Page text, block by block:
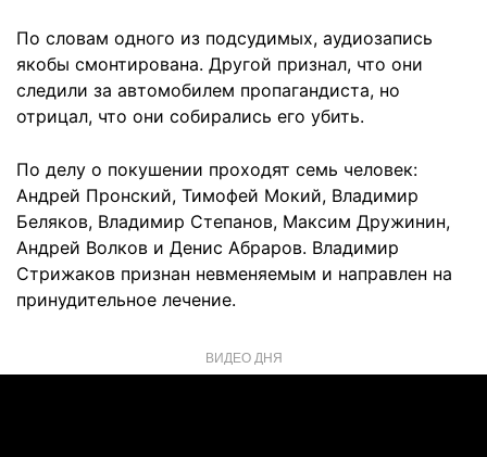
По словам одного из подсудимых, аудиозапись
якобы смонтирована. Другой признал, что они
следили за автомобилем пропагандиста, но
отрицал, что они собирались его убить.
По делу о покушении проходят семь человек:
Андрей Пронский, Тимофей Мокий, Владимир
Беляков, Владимир Степанов, Максим Дружинин,
Андрей Волков и Денис Абраров. Владимир
Стрижаков признан невменяемым и направлен на
принудительное лечение.
ВИДЕО ДНЯ